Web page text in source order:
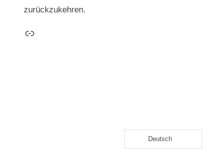
zurückzukehren.
Link
Deutsch